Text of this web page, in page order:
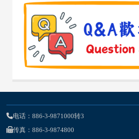
电话：886-3-9871000转3
传真：886-3-9874800